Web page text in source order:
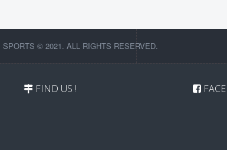
© 2021. ALL RIGHTS RESERVED.
FIND US !